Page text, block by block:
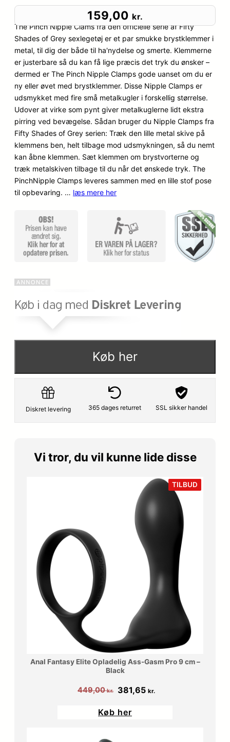
som
baseret
på
kundebedø
mmelser
159,00 kr.
The Pinch Nipple Clams fra den officielle serie af Fifty
Shades of Grey sexlegetøj er et par smukke brystklemmer i
metal, til dig der både til ha'nydelse og smerte. Klemmerne
er justerbare så du kan få lige præcis det tryk du ønsker –
dermed er The Pinch Nipple Clamps gode uanset om du er
ny eller øvet med brystklemmer. Disse Nipple Clamps er
udsmykket med fire små metalkugler i forskellig størrelse.
Udover at virke som pynt giver metalkuglerne lidt ekstra
pirring ved bevægelse. Sådan bruger du Nipple Clamps fra
Fifty Shades of Grey serien: Træk den lille metal skive på
klemmens ben, helt tilbage mod udsmykningen, så du nemt
kan åbne klemmen. Sæt klemmen om brystvorterne og
træk metalskiven tilbage til du når det ønskede tryk. The
PinchNipple Clamps leveres sammen med en lille stof pose
til opbevaring. … læs mere her
Køb her
Diskret levering 365 dages returret SSL sikker handel
Vi tror, du vil kunne lide disse
TILBUD
PÅ
Anal Fantasy Elite Opladelig Ass-Gasm Pro 9 cm –
Black
449,00kr.
Den
pris
381,65 kr.
Køb her